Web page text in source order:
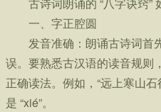
一、字正腔圆
发音准确：朗诵古诗词首
误。要熟悉古汉语的读音规则
正确读法。例如，“远上寒山石
是 “xié”。